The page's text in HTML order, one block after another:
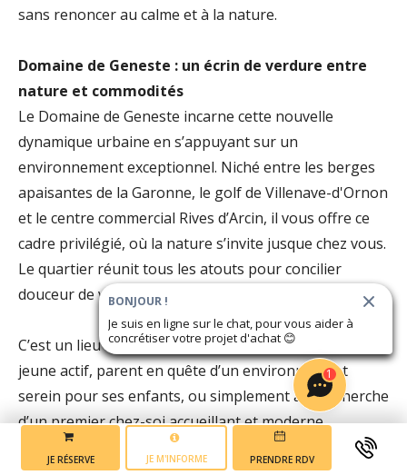
sans renoncer au calme et à la nature.
Domaine de Geneste : un écrin de verdure entre
nature et commodités
Le Domaine de Geneste incarne cette nouvelle
dynamique urbaine en s’appuyant sur un
environnement exceptionnel. Niché entre les berges
apaisantes de la Garonne, le golf de Villenave-d'Ornon
et le centre commercial Rives d’Arcin, il vous offre ce
cadre privilégié, où la nature s’invite jusque chez vous.
Le quartier réunit tous les atouts pour concilier
douceur de vivre et vie active.
C’est un lieu idéal pour poser ses valises, que l’on soit
jeune actif, parent en quête d’un environnement
serein pour ses enfants, ou simplement à la recherche
d’un premier chez-soi accueillant et moderne.
JE RÉSERVE JE M'INFORME PRENDRE RDV
1
BONJOUR !
Je suis en ligne sur le chat, pour vous aider à
concrétiser votre projet d'achat 😊